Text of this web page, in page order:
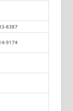
8387
9174